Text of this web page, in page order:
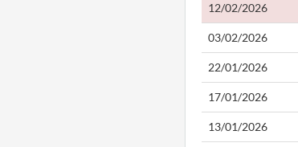
12/02/2026
03/02/2026
22/01/2026
17/01/2026
13/01/2026